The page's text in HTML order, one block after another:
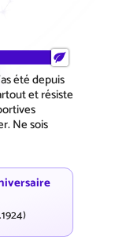
été depuis
et résiste
Ne sois